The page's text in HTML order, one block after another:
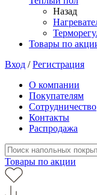
Назад
Товары по
Вход /Регистрация
О компании
Покупателям
Сотрудничество
Контакты
Распродажа
Товары по акции